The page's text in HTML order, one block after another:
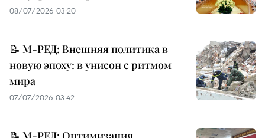
08/07/2026 03:20
📝 М-РЕД: Внешняя политика в
новую эпоху: в унисон с ритмом
мира
07/07/2026 03:42